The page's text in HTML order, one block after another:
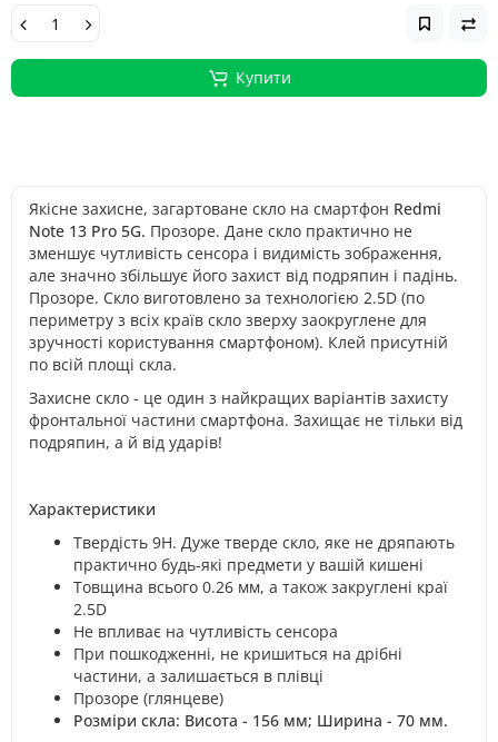
Купити
Якісне захисне, загартоване скло на смартфон Redmi
Note 13 Pro 5G. Прозоре. Дане скло практично не
зменшує чутливість сенсора і видимість зображення,
але значно збільшує його захист від подряпин і падінь.
Прозоре. Скло виготовлено за технологією 2.5D (по
периметру з всіх країв скло зверху заокруглене для
зручності користування смартфоном). Клей присутній
по всій площі скла.
Захисне скло - це один з найкращих варіантів захисту
фронтальної частини смартфона. Захищає не тільки від
подряпин, а й від ударів!
Характеристики
Твердість 9H. Дуже тверде скло, яке не дряпають
практично будь-які предмети у вашій кишені
Товщина всього 0.26 мм, а також закруглені краї
2.5D
Не впливає на чутливість сенсора
При пошкодженні, не кришиться на дрібні
частини, а залишається в плівці
Прозоре (глянцеве)
Розміри скла: Висота - 156 мм; Ширина - 70 мм.